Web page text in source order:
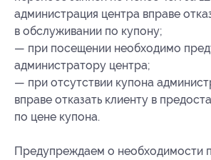
администрация центра вправе
в обслуживании по купону;
— при посещении необходимо
администратору центра;
— при отсутствии купона
вправе отказать клиенту в
по цене купона.
Предупреждаем о необходимости